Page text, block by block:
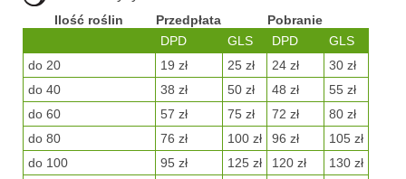
Ilość roślin Przedpłata
Pobranie
DPD
GLS DPD
GLS
do 20
19 zł 25 zł 24 zł
30 zł
do 40
38 zł 50 zł 48 zł
55 zł
do 60
57 zł 75 zł 72 zł
80 zł
do 80
76 zł 100 zł 96 zł
105 zł
do 100
95 zł 125 zł 120 zł
130 zł